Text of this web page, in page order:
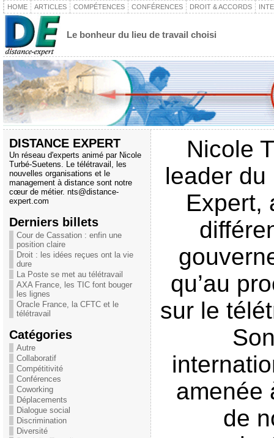
HOME ARTICLES COMPÉTENCES CONFÉRENCES DROIT & ACCORDS
Le bonheur du lieu de travail choisi
DISTANCE EXPERT
Un réseau d'experts animé par Nicole
Turbé-Suetens. Le télétravail, les
nouvelles organisations et le
management à distance sont notre
cœur de métier. nts@distance-
expert.com
Derniers billets
Cour de Cassation : enfin une
position claire
Droit : les idées reçues ont la vie
dure
La Poste se met au télétravail
AXA France, les TIC font bouger
les lignes
Oracle France, la CFTC et le
télétravail
Catégories
Autre
Collaboratif
Compétitivité
Conférences
Coworking
Déplacements
Dialogue social
Discrimination
Diversité
Nicole
leader du
Expert,
qu’au
sur le
amenée
de